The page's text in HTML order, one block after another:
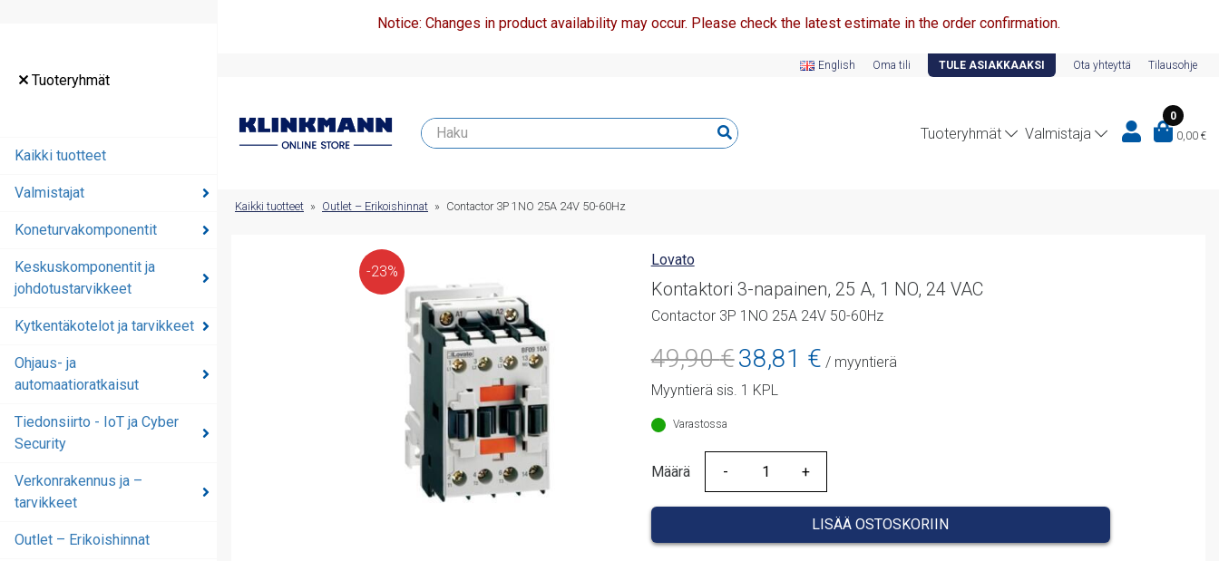
Tuoteryhmät
Kaikki tuotteet
Valmistajat
Koneturvakomponentit
Keskuskomponentit ja
johdotustarvikkeet
Kytkentäkotelot ja tarvikkeet
Ohjaus- ja
automaatioratkaisut
Tiedonsiirto - IoT ja Cyber
Security
Verkonrakennus ja –
tarvikkeet
Outlet – Erikoishinnat
Notice: Changes in product availability may occur. Please check the latest estimate in the order confirmation.
English Oma tili TULE ASIAKKAAKSI Ota yhteyttä Tilausohje
Tuoteryhmät Valmistaja
0
0,00 €
Keskuskomponentit ja
Kaikki tuotteet » Outlet – Erikoishinnat » Contactor 3P 1NO 25A 24V 50-60Hz
-23%
Lovato
Kontaktori 3-napainen, 25 A, 1 NO, 24 VAC
Contactor 3P 1NO 25A 24V 50-60Hz
49,90€ Alkuperäinen
hinta
oli:
38,81 €Nykyinen
hinta
/ myyntierä
Myyntierä sis. 1 KPL
Varastossa
Määrä
Määrä
LISÄÄ OSTOSKORIIN